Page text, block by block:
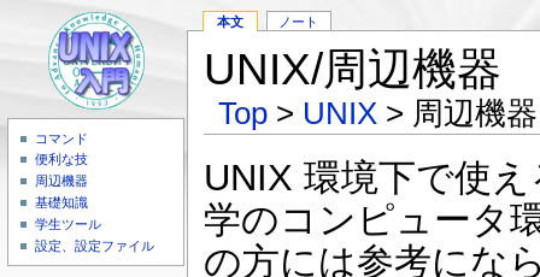
コマンド
便利な技
周辺機器
基礎知識
学生ツール
設定、設定ファイル
本文 ノート
UNIX/周辺機器
Top > UNIX > 周辺機器
UNIX 環境下で使
学のコンピュータ
の方には参考にな